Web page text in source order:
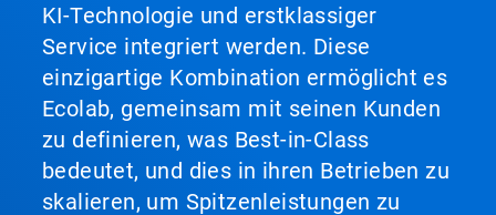
KI-Technologie und erstklassiger
Service integriert werden. Diese
einzigartige Kombination ermöglicht es
Ecolab, gemeinsam mit seinen Kunden
zu definieren, was Best-in-Class
bedeutet, und dies in ihren Betrieben zu
skalieren, um Spitzenleistungen zu